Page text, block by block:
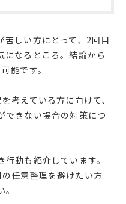
苦しい方にとって、2回目
になるところ。結論から
能です。
考えている方に向けて、
できない場合の対策につ
動も紹介しています。
任意整理を避けたい方